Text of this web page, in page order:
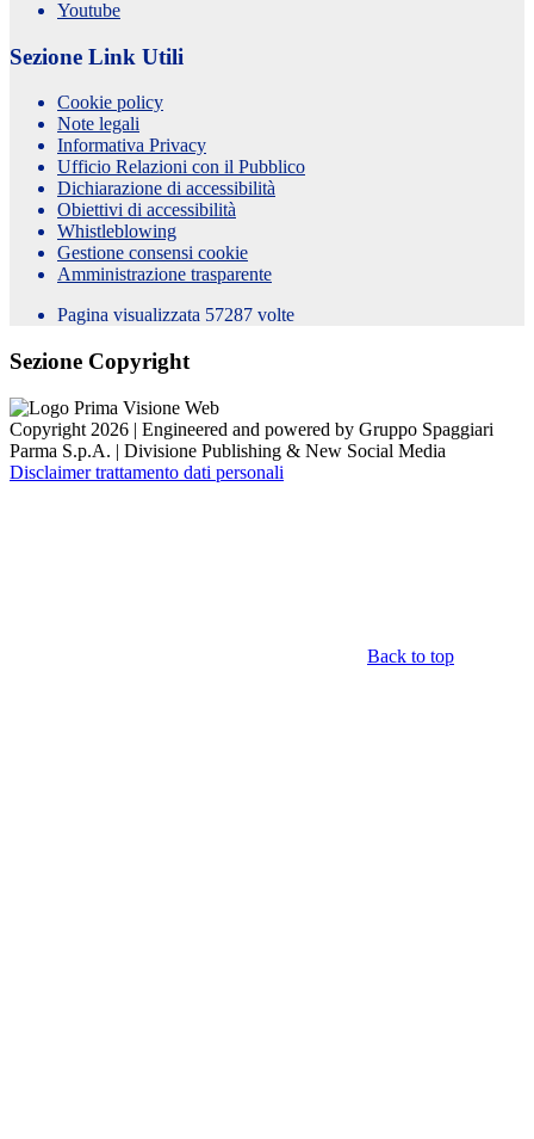
Youtube
Sezione Link Utili
Cookie policy
Note legali
Informativa Privacy
Ufficio Relazioni con il Pubblico
Dichiarazione di accessibilità
Obiettivi di accessibilità
Whistleblowing
Gestione consensi cookie
Amministrazione trasparente
Pagina visualizzata 57287 volte
Sezione Copyright
Copyright 2026 | Engineered and powered by Gruppo Spaggiari
Parma S.p.A. | Divisione Publishing & New Social Media
Disclaimer trattamento dati personali
Back to top